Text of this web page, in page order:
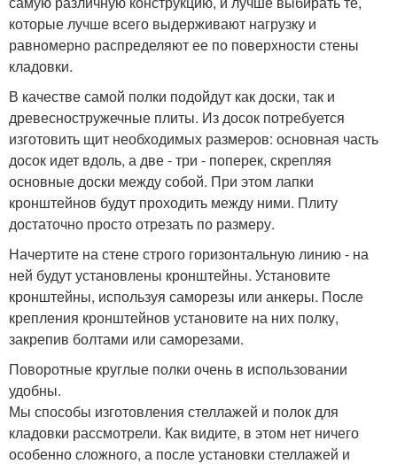
которые лучше всего выдерживают нагрузку и
равномерно распределяют ее по поверхности стены
кладовки.
В качестве самой полки подойдут как доски, так и
древесностружечные плиты. Из досок потребуется
изготовить щит необходимых размеров: основная часть
досок идет вдоль, а две - три - поперек, скрепляя
основные доски между собой. При этом лапки
кронштейнов будут проходить между ними. Плиту
достаточно просто отрезать по размеру.
Начертите на стене строго горизонтальную линию - на
ней будут установлены кронштейны. Установите
кронштейны, используя саморезы или анкеры. После
крепления кронштейнов установите на них полку,
закрепив болтами или саморезами.
Поворотные круглые полки очень в использовании
удобны.
Мы способы изготовления стеллажей и полок для
кладовки рассмотрели. Как видите, в этом нет ничего
особенно сложного, а после установки стеллажей и